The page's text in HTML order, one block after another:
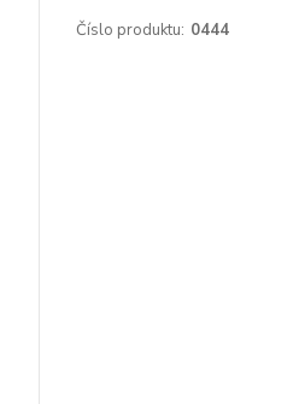
Číslo produktu: 0444